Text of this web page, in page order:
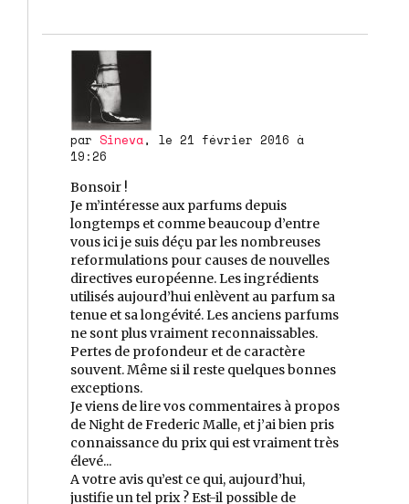
par Sineva, le 21 février 2016 à
19:26
Bonsoir !
Je m’intéresse aux parfums depuis
longtemps et comme beaucoup d’entre
vous ici je suis déçu par les nombreuses
reformulations pour causes de nouvelles
directives européenne. Les ingrédients
utilisés aujourd’hui enlèvent au parfum sa
tenue et sa longévité. Les anciens parfums
ne sont plus vraiment reconnaissables.
Pertes de profondeur et de caractère
souvent. Même si il reste quelques bonnes
exceptions.
Je viens de lire vos commentaires à propos
de Night de Frederic Malle, et j’ai bien pris
connaissance du prix qui est vraiment très
élevé...
A votre avis qu’est ce qui, aujourd’hui,
justifie un tel prix ? Est-il possible de